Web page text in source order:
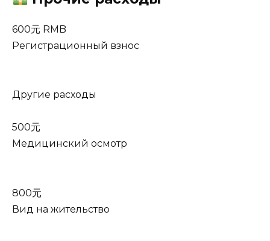
600元 RMB
Регистрационный взнос
Другие расходы
500元
Медицинский осмотр
800元
Вид на жительство